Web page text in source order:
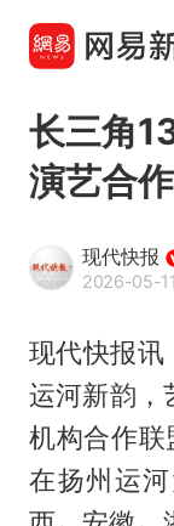
长三角
演艺合
现代快报
2026-05-
现代快报讯
运河新韵，
机构合作联
在扬州运